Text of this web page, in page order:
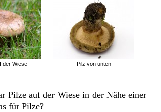
der Wiese Pilz von unten
Pilze auf der Wiese in der Nähe einer
für Pilze?